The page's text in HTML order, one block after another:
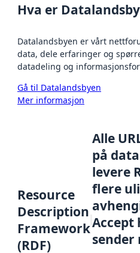
Hva er
Datalandsbyen er vårt
data, dele erfaringer og
datadeling og
Gå til Datalandsbyen
Mer informasjon
Resource
Description
Framework
(RDF)
Alle
på
levere
flere
Accept
sender